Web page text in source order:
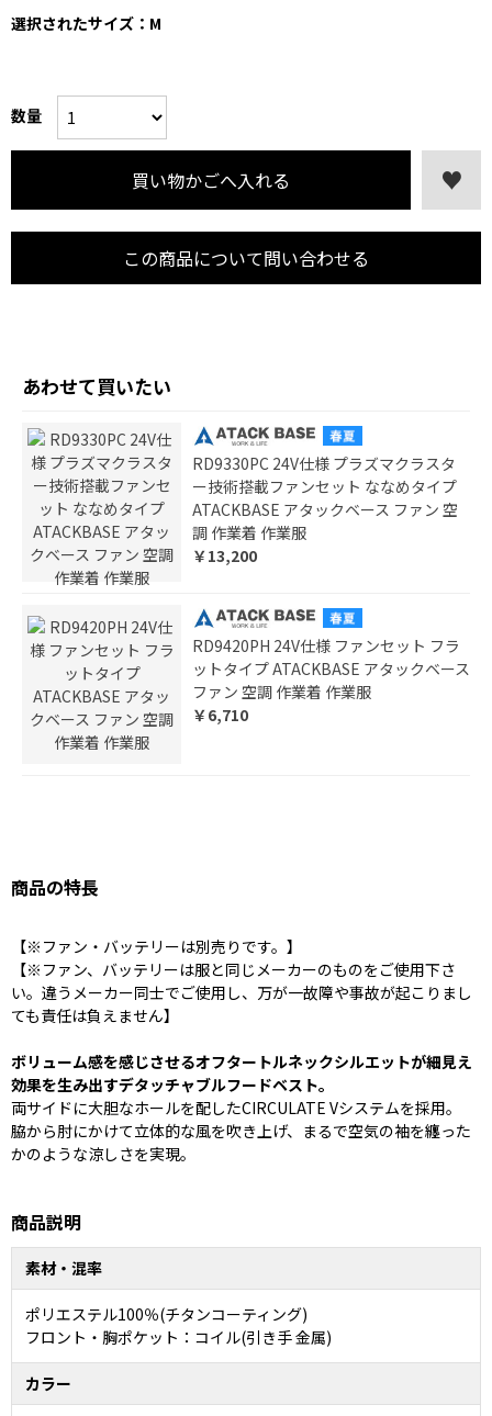
選択されたサイズ：M
数量
あわせて買いたい
RD9330PC 24V仕様 プラズマクラスタ
ー技術搭載ファンセット ななめタイプ
ATACKBASE アタックベース ファン 空
調 作業着 作業服
￥13,200
RD9420PH 24V仕様 ファンセット フラ
ットタイプ ATACKBASE アタックベース
ファン 空調 作業着 作業服
￥6,710
この商品について問い合わせる
商品の特長
【※ファン・バッテリーは別売りです。】
【※ファン、バッテリーは服と同じメーカーのものをご使用下さ
い。違うメーカー同士でご使用し、万が一故障や事故が起こりまし
ても責任は負えません】
ボリューム感を感じさせるオフタートルネックシルエットが細見え
効果を生み出すデタッチャブルフードベスト。
両サイドに大胆なホールを配したCIRCULATE Vシステムを採用。
脇から肘にかけて立体的な風を吹き上げ、まるで空気の袖を纏った
かのような涼しさを実現。
商品説明
素材・混率
ポリエステル100％(チタンコーティング)
フロント・胸ポケット：コイル(引き手 金属)
カラー